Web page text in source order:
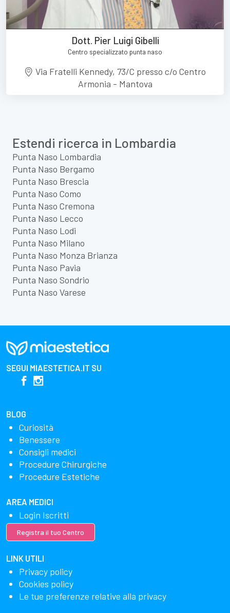
Dott. Pier Luigi Gibelli
Centro specializzato punta naso
Via Fratelli Kennedy, 73/C presso c/o Centro
Armonia - Mantova
Estendi ricerca in Lombardia
Punta Naso Lombardia
Punta Naso Bergamo
Punta Naso Brescia
Punta Naso Como
Punta Naso Cremona
Punta Naso Lecco
Punta Naso Lodi
Punta Naso Milano
Punta Naso Monza Brianza
Punta Naso Pavia
Punta Naso Sondrio
Punta Naso Varese
SEGUI MIAESTETICA.IT SU
BLOG
Curiosità
Benessere
Consigli medici
Procedure Chirurgiche
Procedure Estetiche
AREA MEDICI
Login Iscritti
Registra il tuo Centro
LINK UTILI
Privacy policy
Cookies policy
Le tue preferenze relative alla privacy